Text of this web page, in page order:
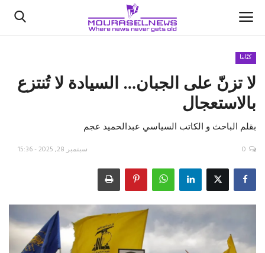
الأخبار
كتّابنا
اقتصاد
علوم وتكنولوجيا
كتّابنا
لا تزنّ على الجبان… السيادة لا تُنتزع
بالاستعجال
بقلم الباحث و الكاتب السياسي عبدالحميد عجم
سبتمبر 28, 2025 - 15:36 0